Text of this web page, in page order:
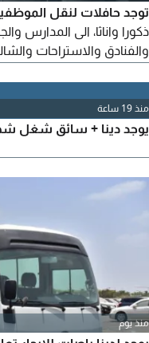
توجد حافلات لنقل
ذكورا واناثا، الى المدارس
والفنادق والاستراحات
منذ 19 ساعة
يوجد دينا + سائق شغل
منذ يوم